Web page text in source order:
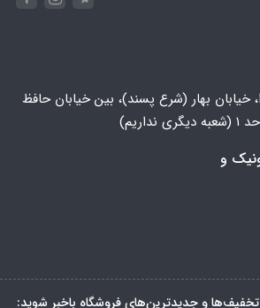
خیابان بهار (شرع پسند)، بین خیابان حافظ
و
تخفیف‌ها و جدیدترین‌های فروشگاه باخبر شوید: